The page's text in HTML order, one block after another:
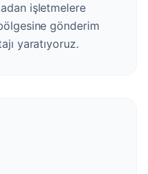
işletmelere
gönderim
yaratıyoruz.